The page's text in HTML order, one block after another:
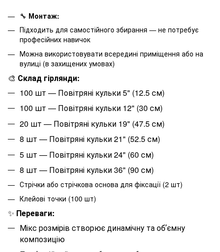
🔧 Монтаж:
Підходить для самостійного збирання — не потребує
професійних навичок
Можна використовувати всередині приміщення або на
вулиці (в захищених умовах)
🎨 Склад гірлянди:
100 шт — Повітряні кульки 5" (12.5 см)
100 шт — Повітряні кульки 12" (30 см)
20 шт — Повітряні кульки 19" (47.5 см)
8 шт — Повітряні кульки 21" (52.5 см)
5 шт — Повітряні кульки 24" (60 см)
8 шт — Повітряні кульки 36" (90 см)
Стрічки або стрічкова основа для фіксації (2 шт)
Клейові точки (100 шт)
✨ Переваги:
Мікс розмірів створює динамічну та обʼємну
композицію